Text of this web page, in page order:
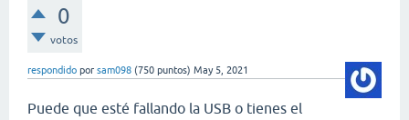
0
votos
respondido por sam098 (750 puntos) May 5, 2021
Puede que esté fallando la USB o tienes el